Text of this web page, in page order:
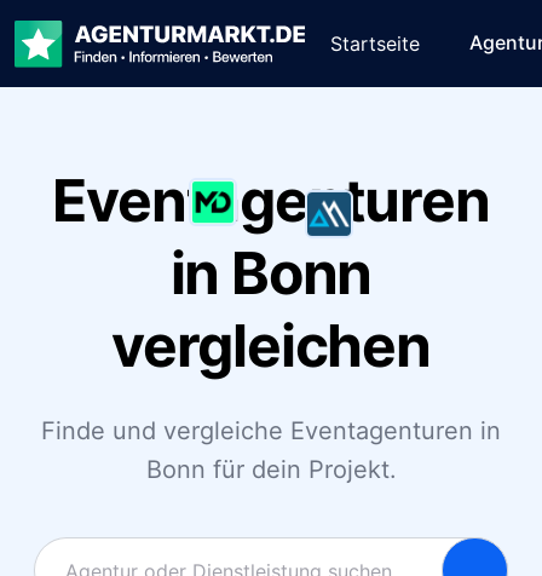
Startseite
Eventagenturen
in Bonn
vergleichen
Finde und vergleiche Eventagenturen in
Bonn für dein Projekt.